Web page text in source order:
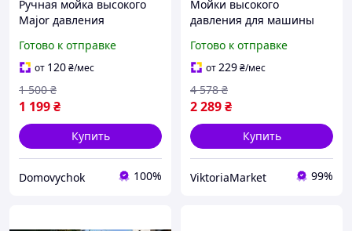
Ручная мойка высокого
Major давления
портативная автомойка
кархер универсальная
беспроводная минимойка
для авто
Готово к отправке
от 120₴/мес
1 199₴
1 500 ₴
Купить
Domovychok 100%
Мойки высокого
давления для машины
ручная минимойка
высокого давления Мини
мойка для машины 30
бар
Готово к отправке
от229₴/мес
2 289₴
4 578 ₴
Купить
ViktoriaMarket 99%